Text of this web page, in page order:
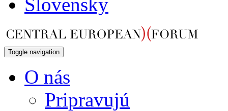
Toggle navigation
O nás
Pripravujú